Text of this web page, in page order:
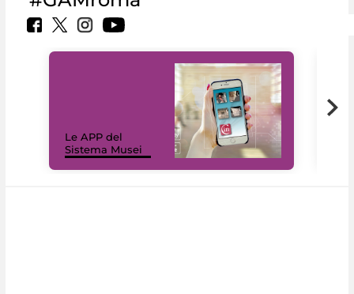
Le APP del
Sistema Musei